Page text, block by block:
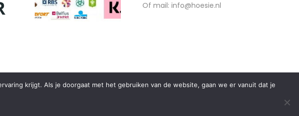
Of mail: info@hoesie.nl
krijgt. Als je doorgaat met het gebruiken van de website, gaan we er vanuit dat je